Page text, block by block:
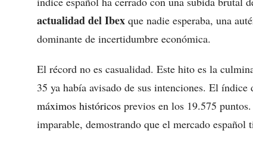
actualidad del Ibex que nadie esperaba, una
dominante de incertidumbre económica.
El récord no es casualidad. Este hito es la
35 ya había avisado de sus intenciones. El
máximos históricos previos en los 19.575
imparable, demostrando que el mercado